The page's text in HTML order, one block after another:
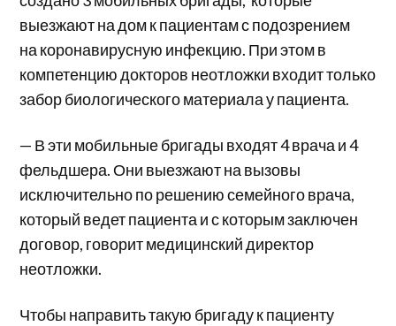
выезжают на дом к пациентам с подозрением
на коронавирусную инфекцию. При этом в
компетенцию докторов неотложки входит только
забор биологического материала у пациента.
— В эти мобильные бригады входят 4 врача и 4
фельдшера. Они выезжают на вызовы
исключительно по решению семейного врача,
который ведет пациента и с которым заключен
договор, говорит медицинский директор
неотложки.
Чтобы направить такую бригаду к пациенту